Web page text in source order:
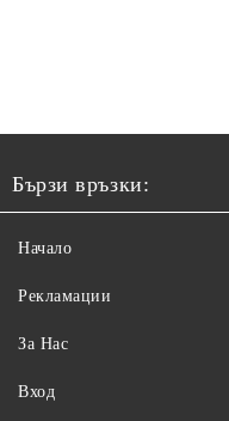
Бързи връзки:
Начало
Рекламации
За Нас
Вход